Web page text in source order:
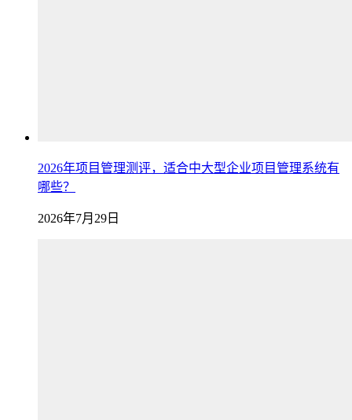
2026年项目管理测评，适合中大型企业项目管理系统有
哪些？
2026年7月29日